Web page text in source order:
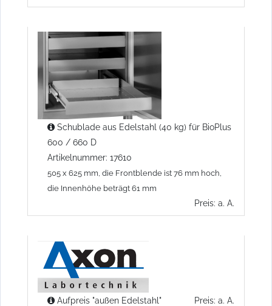
Schublade aus Edelstahl (40 kg) für BioPlus
600 / 660 D
Artikelnummer: 17610
505 x 625 mm, die Frontblende ist 76 mm hoch,
die Innenhöhe beträgt 61 mm
Preis: a. A.
Aufpreis "außen Edelstahl"
Preis: a. A.